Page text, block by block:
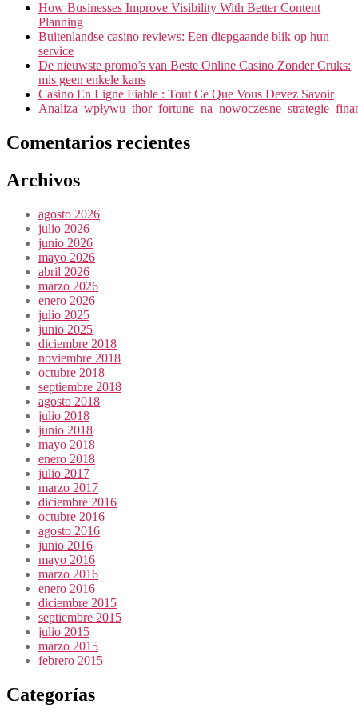
How Businesses Improve Visibility With Better Content
Planning
Buitenlandse casino reviews: Een diepgaande blik op hun
service
De nieuwste promo’s van Beste Online Casino Zonder Cruks:
mis geen enkele kans
Casino En Ligne Fiable : Tout Ce Que Vous Devez Savoir
Comentarios recientes
Archivos
agosto 2026
julio 2026
junio 2026
mayo 2026
abril 2026
marzo 2026
enero 2026
julio 2025
junio 2025
diciembre 2018
noviembre 2018
octubre 2018
septiembre 2018
agosto 2018
julio 2018
junio 2018
mayo 2018
enero 2018
julio 2017
marzo 2017
diciembre 2016
octubre 2016
agosto 2016
junio 2016
mayo 2016
marzo 2016
enero 2016
diciembre 2015
septiembre 2015
julio 2015
marzo 2015
febrero 2015
Categorías